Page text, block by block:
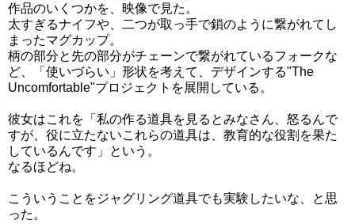
作品のいくつかを、映像で見た。
太すぎるナイフや、二つが取っ手で鎖のように繋がれてし
まったマグカップ。
柄の部分と先の部分がチェーンで繋がれているフォークな
ど、「使いづらい」形状を考えて、デザインする"The
Uncomfortable"プロジェクトを展開している。
彼女はこれを「私の作る道具を見るとみなさん、怒るんで
すが、役に立たないこれらの道具は、教育的な役割を果た
しているんです」という。
なるほどね。
こういうことをジャグリング道具でも実験したいな、と思
った。